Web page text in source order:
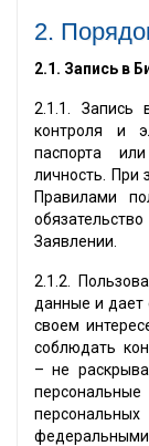
2.
2.1. Запись в
2.1.1. Запись
контроля и
паспорта
личность. При
Правилами
Заявлении.
2.1.2.
данные и дает
своем
соблюдать
– не
федеральными